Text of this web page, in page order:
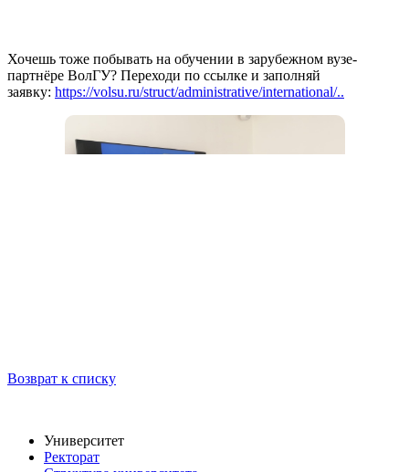
Хочешь тоже побывать на обучении в зарубежном вузе-
партнёре ВолГУ? Переходи по ссылке и заполняй
заявку: https://volsu.ru/struct/administrative/international/..
Возврат к списку
Университет
Ректорат